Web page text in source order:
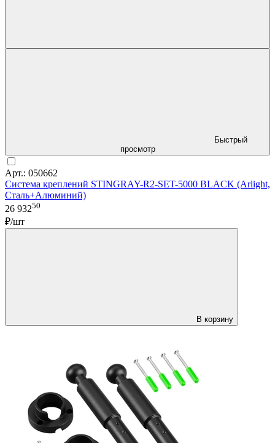
Быстрый
просмотр
Арт.: 050662
Система креплений STINGRAY-R2-SET-5000 BLACK (Arlight,
Сталь+Алюминий)
26 93250
₽/шт
В корзину